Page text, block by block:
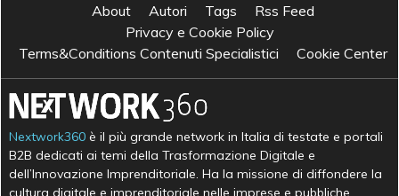
About Autori Tags
Rss Feed
Privacy e Cookie Policy
Terms&Conditions Contenuti Specialistici
Cookie Center
Nextwork360 è il più grande network in Italia di testate e portali
B2B dedicati ai temi della Trasformazione Digitale e
dell’Innovazione Imprenditoriale. Ha la missione di diffondere la
cultura digitale e imprenditoriale nelle imprese e pubbliche